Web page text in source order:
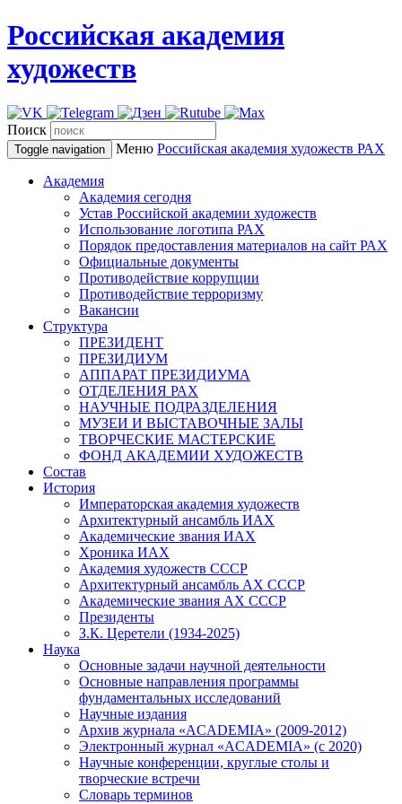
Российская академия
художеств
Поиск
Toggle navigation Меню Российская академия художеств РАХ
Академия
Академия сегодня
Устав Российской академии художеств
Использование логотипа РАХ
Порядок предоставления материалов на сайт РАХ
Официальные документы
Противодействие коррупции
Противодействие терроризму
Вакансии
Структура
ПРЕЗИДЕНТ
ПРЕЗИДИУМ
АППАРАТ ПРЕЗИДИУМА
ОТДЕЛЕНИЯ РАХ
НАУЧНЫЕ ПОДРАЗДЕЛЕНИЯ
МУЗЕИ И ВЫСТАВОЧНЫЕ ЗАЛЫ
ТВОРЧЕСКИЕ МАСТЕРСКИЕ
ФОНД АКАДЕМИИ ХУДОЖЕСТВ
Состав
История
Императорская академия художеств
Архитектурный ансамбль ИАХ
Академические звания ИАХ
Хроника ИАХ
Академия художеств СССР
Архитектурный ансамбль АХ СССР
Академические звания АХ СССР
Президенты
З.К. Церетели (1934-2025)
Наука
Основные задачи научной деятельности
Основные направления программы
фундаментальных исследований
Научные издания
Архив журнала «ACADEMIA» (2009-2012)
Электронный журнал «ACADEMIA» (с 2020)
Научные конференции, круглые столы и
творческие встречи
Словарь терминов